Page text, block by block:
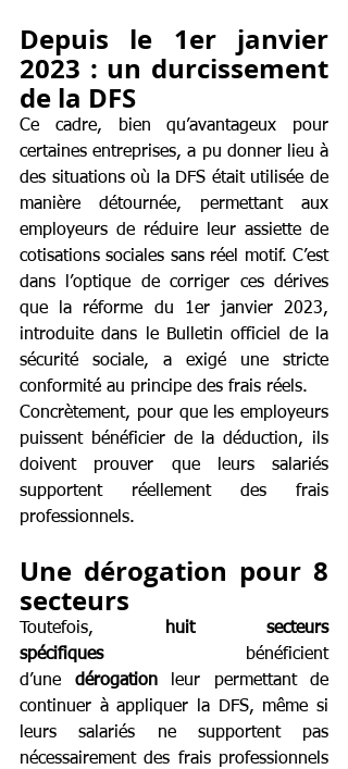
Depuis le 1er janvier
2023 : un durcissement
de la DFS
Ce cadre, bien qu’avantageux pour
certaines entreprises, a pu donner lieu à
des situations où la DFS était utilisée de
manière détournée, permettant aux
employeurs de réduire leur assiette de
cotisations sociales sans réel motif. C’est
dans l’optique de corriger ces dérives
que la réforme du 1er janvier 2023,
introduite dans le Bulletin officiel de la
sécurité sociale, a exigé une stricte
conformité au principe des frais réels.
Concrètement, pour que les employeurs
puissent bénéficier de la déduction, ils
doivent prouver que leurs salariés
supportent réellement des frais
professionnels.
Une dérogation pour 8
secteurs
Toutefois,
huit secteurs
spécifiques bénéficient
d’une dérogation leur permettant de
continuer à appliquer la DFS, même si
leurs salariés ne supportent pas
nécessairement des frais professionnels